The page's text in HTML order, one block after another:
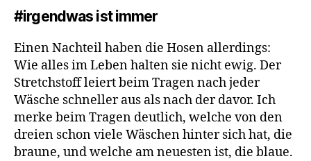
#irgendwas ist immer
Einen Nachteil haben die Hosen allerdings:
Wie alles im Leben halten sie nicht ewig. Der
Stretchstoff leiert beim Tragen nach jeder
Wäsche schneller aus als nach der davor. Ich
merke beim Tragen deutlich, welche von den
dreien schon viele Wäschen hinter sich hat, die
braune, und welche am neuesten ist, die blaue.